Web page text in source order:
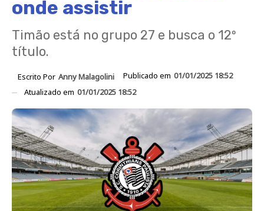
onde assistir
Timão está no grupo 27 e busca o 12º
título.
Escrito Por Anny Malagolini Publicado em 01/01/2025 18:52
Atualizado em 01/01/2025 18:52